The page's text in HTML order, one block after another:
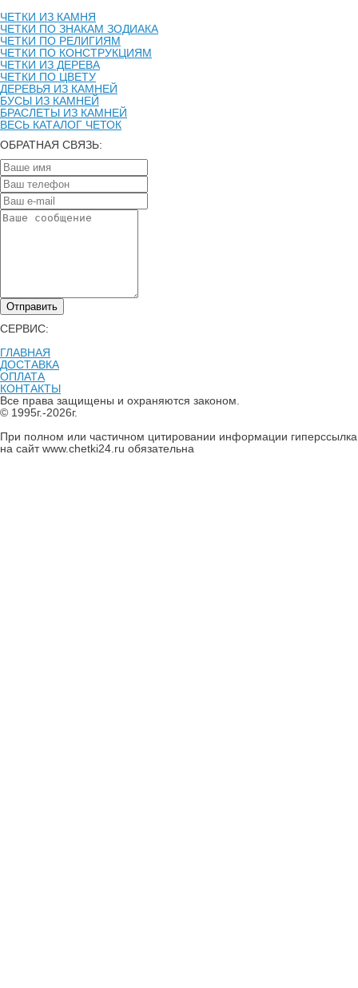
ЧЕТКИ ИЗ КАМНЯ
ЧЕТКИ ПО ЗНАКАМ ЗОДИАКА
ЧЕТКИ ПО РЕЛИГИЯМ
ЧЕТКИ ПО КОНСТРУКЦИЯМ
ЧЕТКИ ИЗ ДЕРЕВА
ЧЕТКИ ПО ЦВЕТУ
ДЕРЕВЬЯ ИЗ КАМНЕЙ
БУСЫ ИЗ КАМНЕЙ
БРАСЛЕТЫ ИЗ КАМНЕЙ
ВЕСЬ КАТАЛОГ ЧЕТОК
ОБРАТНАЯ СВЯЗЬ:
Отправить
СЕРВИС:
ГЛАВНАЯ
ДОСТАВКА
ОПЛАТА
КОНТАКТЫ
Все права защищены и охраняются законом.
© 1995г.-2026г.
При полном или частичном цитировании информации гиперссылка
на сайт www.chetki24.ru обязательна